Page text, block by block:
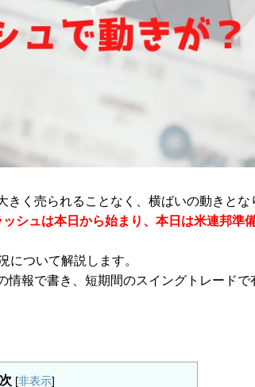
きく売られることなく、横ばいの動きとな
シュは本日から始まり、本日は米連邦準
について解説します。
情報で書き、短期間のスイングトレードで
[非表示]